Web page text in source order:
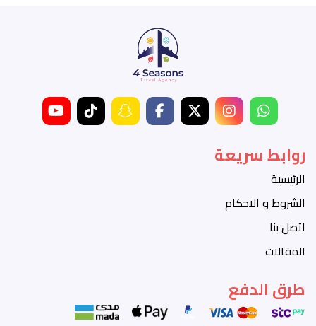
روابط سريعة
الرئيسية
الشروط و الاحكام
اتصل بنا
المقالات
طرق الدفع